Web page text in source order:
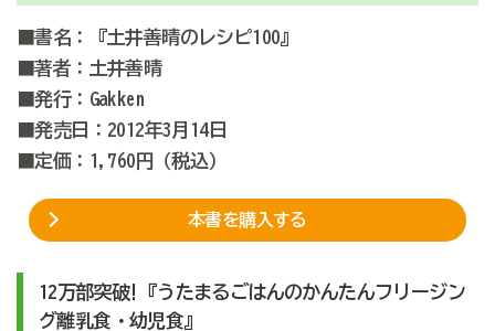
■書名：『土井善晴のレシピ100』
■著者：土井善晴
■発行：Gakken
■発売日：2012年3月14日
■定価：1,760円（税込）
本書を購入する
12万部突破!『うたまるごはんのかんたんフリージン
グ離乳食・幼児食』